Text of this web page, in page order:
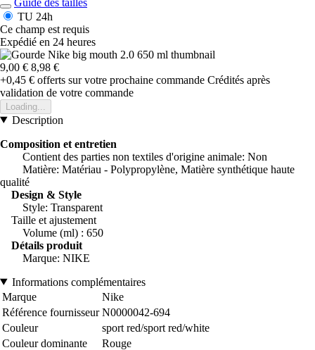
TU 24h
Ce champ est requis
Expédié en 24 heures
9,00 € 8,98 €
+0,45 € offerts sur votre prochaine commande Crédités après
validation de votre commande
Loading...
Description
Composition et entretien
Contient des parties non textiles d'origine animale: Non
Matière: Matériau - Polypropylène, Matière synthétique haute
qualité
Design & Style
Style: Transparent
Taille et ajustement
Volume (ml) : 650
Détails produit
Marque: NIKE
Informations complémentaires
Marque
Nike
Référence fournisseur N0000042-694
Couleur
sport red/sport red/white
Couleur dominante
Rouge